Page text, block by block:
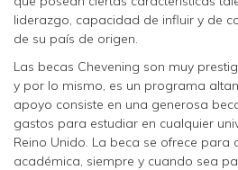
liderazgo, capacidad de influir y de
de su país de origen.
Las becas Chevening son muy
y por lo mismo, es un programa
apoyo consiste en una generosa
gastos para estudiar en cualquier
Reino Unido. La beca se ofrece para
académica, siempre y cuando sea